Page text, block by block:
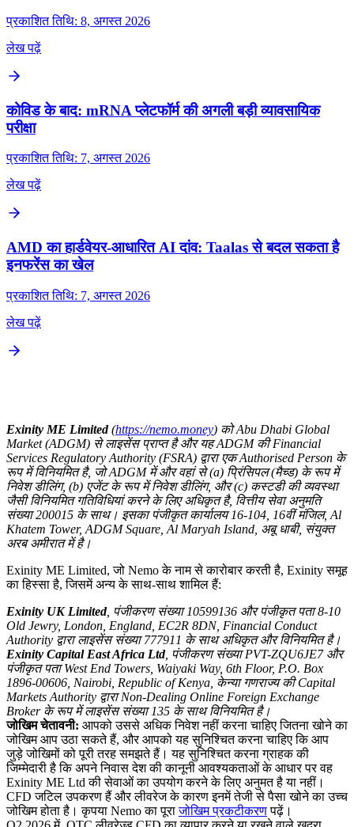
प्रकाशित तिथि: 8, अगस्त 2026
लेख पढ़ें
कोविड के बाद: mRNA प्लेटफॉर्म की अगली बड़ी व्यावसायिक
परीक्षा
प्रकाशित तिथि: 7, अगस्त 2026
लेख पढ़ें
AMD का हार्डवेयर-आधारित AI दांव: Taalas से बदल सकता है
इनफरेंस का खेल
प्रकाशित तिथि: 7, अगस्त 2026
लेख पढ़ें
Exinity ME Limited(https://nemo.money) को Abu Dhabi Global
Market (ADGM) से लाइसेंस प्राप्त है और यह ADGM की Financial
Services Regulatory Authority (FSRA) द्वारा एक Authorised Person के
रूप में विनियमित है, जो ADGM में और वहां से (a) प्रिंसिपल (मैच्ड) के रूप में
निवेश डीलिंग, (b) एजेंट के रूप में निवेश डीलिंग, और (c) कस्टडी की व्यवस्था
जैसी विनियमित गतिविधियां करने के लिए अधिकृत है, वित्तीय सेवा अनुमति
संख्या 200015 के साथ। इसका पंजीकृत कार्यालय 16-104, 16वीं मंजिल, Al
Khatem Tower, ADGM Square, Al Maryah Island, अबू धाबी, संयुक्त
अरब अमीरात में है।
Exinity ME Limited, जो Nemo के नाम से कारोबार करती है, Exinity समूह
का हिस्सा है, जिसमें अन्य के साथ-साथ शामिल हैं:
Exinity UK Limited, पंजीकरण संख्या 10599136 और पंजीकृत पता 8-10
Old Jewry, London, England, EC2R 8DN, Financial Conduct
Authority द्वारा लाइसेंस संख्या 777911 के साथ अधिकृत और विनियमित है।
Exinity Capital East Africa Ltd, पंजीकरण संख्या PVT-ZQU6JE7 और
पंजीकृत पता West End Towers, Waiyaki Way, 6th Floor, P.O. Box
1896-00606, Nairobi, Republic of Kenya, केन्या गणराज्य की Capital
Markets Authority द्वारा Non-Dealing Online Foreign Exchange
Broker के रूप में लाइसेंस संख्या 135 के साथ विनियमित है।
जोखिम चेतावनी: आपको उससे अधिक निवेश नहीं करना चाहिए जितना खोने का
जोखिम आप उठा सकते हैं, और आपको यह सुनिश्चित करना चाहिए कि आप
जुड़े जोखिमों को पूरी तरह समझते हैं। यह सुनिश्चित करना ग्राहक की
जिम्मेदारी है कि अपने निवास देश की कानूनी आवश्यकताओं के आधार पर वह
Exinity ME Ltd की सेवाओं का उपयोग करने के लिए अनुमत है या नहीं।
CFD जटिल उपकरण हैं और लीवरेज के कारण इनमें तेजी से पैसा खोने का उच्च
जोखिम होता है। कृपया Nemo का पूराजोखिम प्रकटीकरणपढ़ें।